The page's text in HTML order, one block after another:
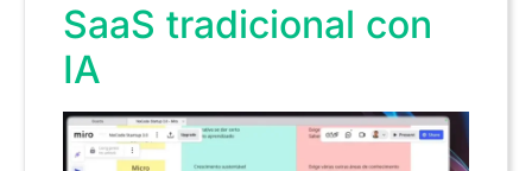
SaaS tradicional con
IA